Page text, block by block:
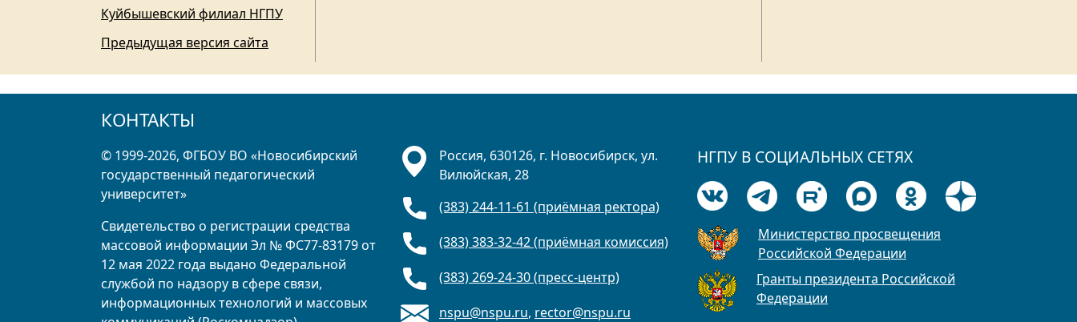
Куйбышевский филиал НГПУ
Предыдущая версия сайта
КОНТАКТЫ
© 1999-2026, ФГБОУ ВО «Новосибирский
государственный педагогический
университет»
Свидетельство о регистрации средства
массовой информации Эл № ФС77-83179 от
12 мая 2022 года выдано Федеральной
службой по надзору в сфере связи,
информационных технологий и массовых
Россия, 630126, г. Новосибирск, ул.
Вилюйская, 28
(383) 244-11-61 (приёмная ректора)
(383) 383-32-42 (приёмная комиссия)
(383) 269-24-30 (пресс-центр)
nspu@nspu.ru, rector@nspu.ru
НГПУ В СОЦИАЛЬНЫХ СЕТЯХ
Министерство просвещения
Российской Федерации
Гранты президента Российской
Федерации